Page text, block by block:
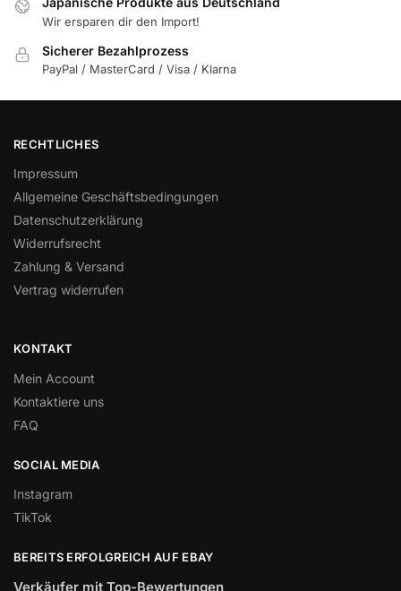
Wir ersparen dir den Import!
Sicherer Bezahlprozess
PayPal / MasterCard / Visa / Klarna
RECHTLICHES
Impressum
Allgemeine Geschäftsbedingungen
Datenschutzerklärung
Widerrufsrecht
Zahlung & Versand
Vertrag widerrufen
KONTAKT
Mein Account
Kontaktiere uns
FAQ
SOCIAL MEDIA
Instagram
TikTok
BEREITS ERFOLGREICH AUF EBAY
Verkäufer mit Top-Bewertungen